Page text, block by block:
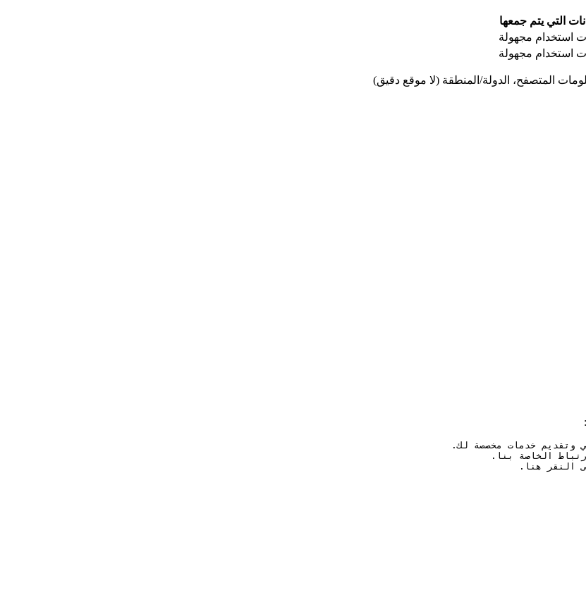
التي يتم جمعها
استخدام مجهولة
استخدام مجهولة
المتصفح، الدولة/المنطقة (لا موقع دقيق)